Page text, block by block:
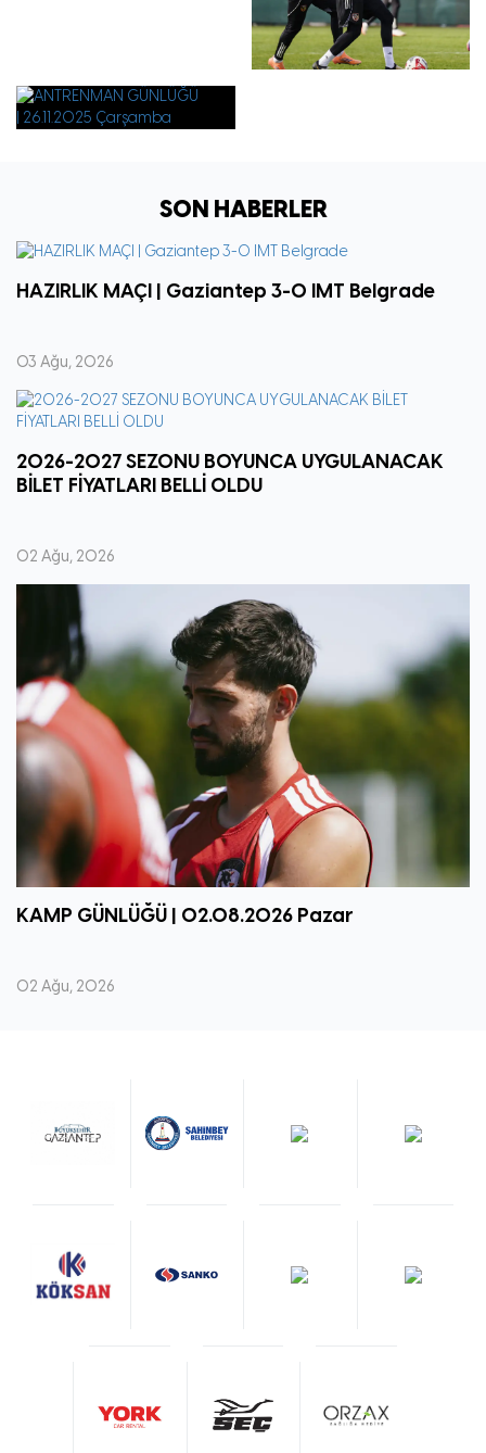
SON HABERLER
HAZIRLIK MAÇI | Gaziantep 3-0 IMT Belgrade
03 Ağu, 2026
2026-2027 SEZONU BOYUNCA UYGULANACAK
BİLET FİYATLARI BELLİ OLDU
02 Ağu, 2026
KAMP GÜNLÜĞÜ | 02.08.2026 Pazar
02 Ağu, 2026